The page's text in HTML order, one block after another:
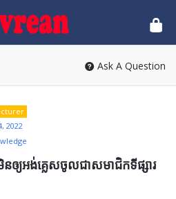
Ask A Question
2022
នឲ្យអង់គ្លេសចូលជាសមាជិកទីផ្សារ